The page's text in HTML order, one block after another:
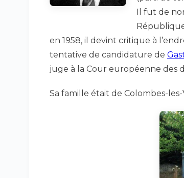
Il fut de
en 1958, il devint critique à
tentative de candidature de
juge à la Cour européenne des
Sa famille était de Colombes-les-